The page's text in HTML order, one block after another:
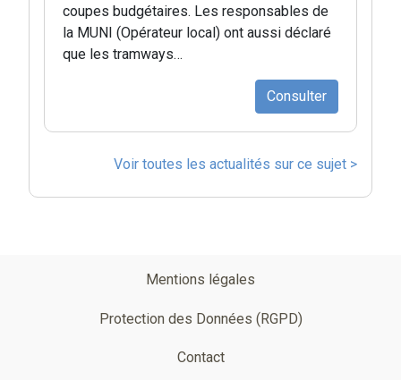
coupes budgétaires. Les responsables de
la MUNI (Opérateur local) ont aussi déclaré
que les tramways…
Consulter
Voir toutes les actualités sur ce sujet >
Mentions légales
Protection des Données (RGPD)
Contact